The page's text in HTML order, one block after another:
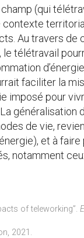
(qui
Au travers de
le télétravail
faciliter la
imposé pour
généralisation
de vie,
et à faire
notamment
of teleworking”.
2021.